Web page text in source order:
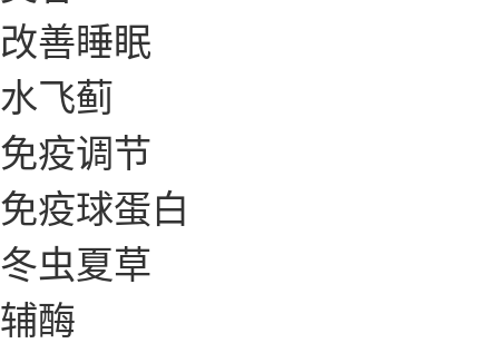
改善睡眠
水飞蓟
免疫调节
免疫球蛋白
冬虫夏草
辅酶